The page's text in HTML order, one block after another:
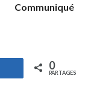
Communiqué
Partagez 0
PARTAGES